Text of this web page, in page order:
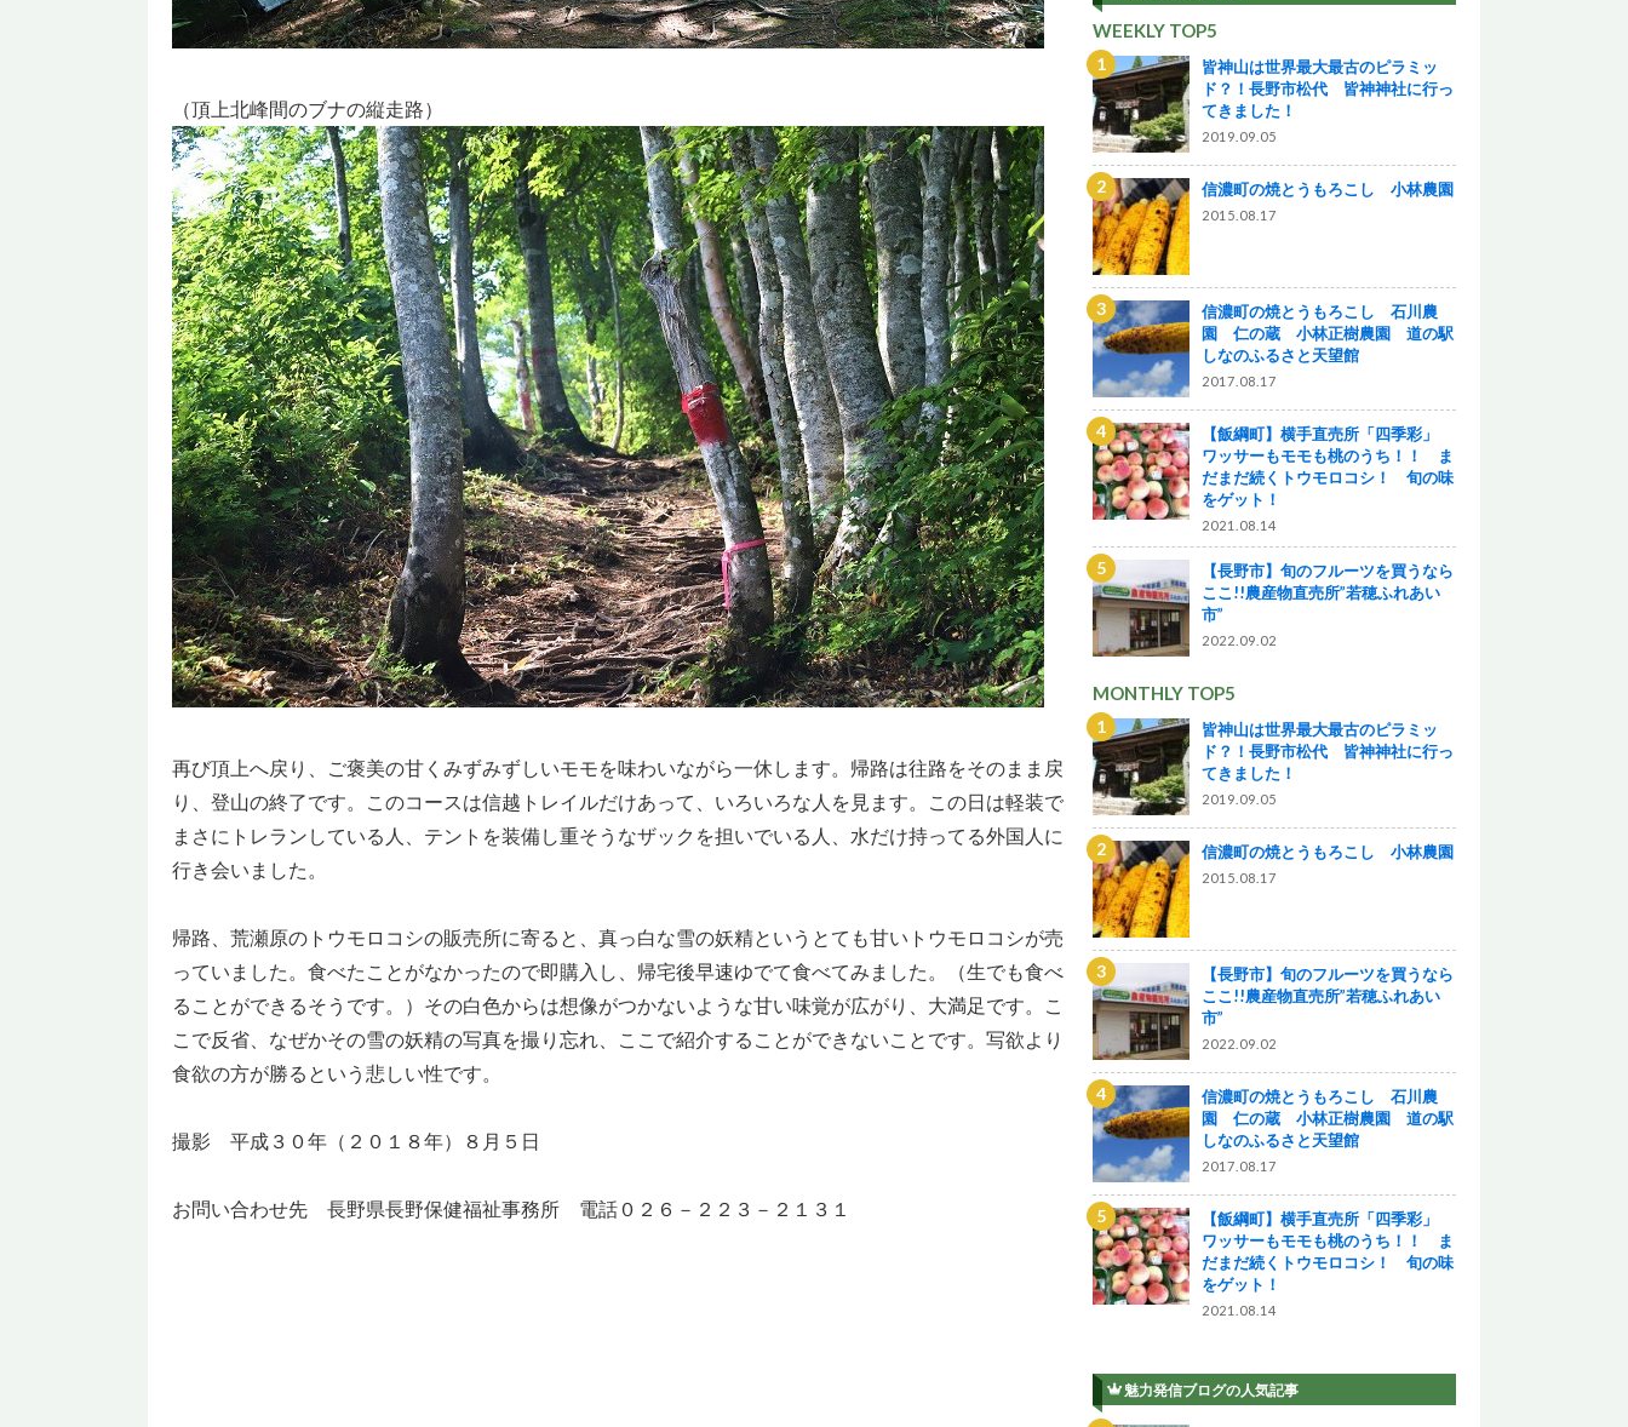
（頂上北峰間のブナの縦走路）
再び頂上へ戻り、ご褒美の甘くみずみずしいモモを味わいながら一休します。帰路は往路をそのまま戻
り、登山の終了です。このコースは信越トレイルだけあって、いろいろな人を見ます。この日は軽装で
まさにトレランしている人、テントを装備し重そうなザックを担いでいる人、水だけ持ってる外国人に
行き会いました。
帰路、荒瀬原のトウモロコシの販売所に寄ると、真っ白な雪の妖精というとても甘いトウモロコシが売
っていました。食べたことがなかったので即購入し、帰宅後早速ゆでて食べてみました。（生でも食べ
ることができるそうです。）その白色からは想像がつかないような甘い味覚が広がり、大満足です。こ
こで反省、なぜかその雪の妖精の写真を撮り忘れ、ここで紹介することができないことです。写欲より
食欲の方が勝るという悲しい性です。
撮影 平成３０年（２０１８年）８月５日
お問い合わせ先 長野県長野保健福祉事務所 電話０２６－２２３－２１３１
WEEKLY TOP5
皆神山は世界最大最古のピラミッ
ド？！長野市松代 皆神神社に行っ
てきました！
2019.09.05
信濃町の焼とうもろこし 小林農園
2015.08.17
信濃町の焼とうもろこし 石川農
園 仁の蔵 小林正樹農園 道の駅
しなのふるさと天望館
2017.08.17
【飯綱町】横手直売所「四季彩」
ワッサーもモモも桃のうち！！ ま
だまだ続くトウモロコシ！ 旬の味
をゲット！
2021.08.14
【長野市】旬のフルーツを買うなら
ここ!!農産物直売所”若穂ふれあい
市”
2022.09.02
MONTHLY TOP5
皆神山は世界最大最古のピラミッ
ド？！長野市松代 皆神神社に行っ
てきました！
2019.09.05
信濃町の焼とうもろこし 小林農園
2015.08.17
【長野市】旬のフルーツを買うなら
ここ!!農産物直売所”若穂ふれあい
市”
2022.09.02
信濃町の焼とうもろこし 石川農
園 仁の蔵 小林正樹農園 道の駅
しなのふるさと天望館
2017.08.17
【飯綱町】横手直売所「四季彩」
ワッサーもモモも桃のうち！！ ま
だまだ続くトウモロコシ！ 旬の味
をゲット！
2021.08.14
魅力発信ブログの人気記事